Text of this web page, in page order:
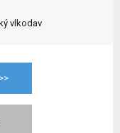
vlkodav